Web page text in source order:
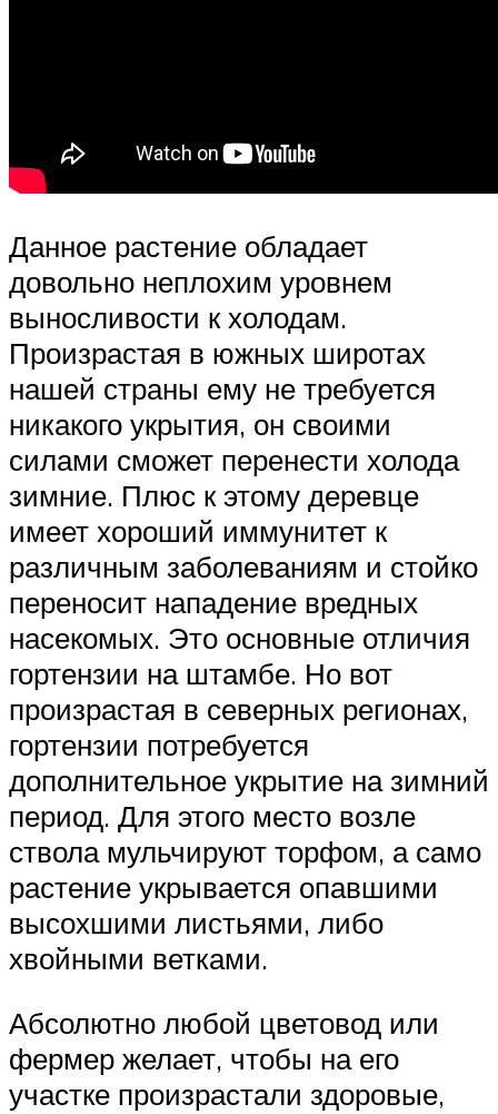
Данное растение обладает
довольно неплохим уровнем
выносливости к холодам.
Произрастая в южных широтах
нашей страны ему не требуется
никакого укрытия, он своими
силами сможет перенести холода
зимние. Плюс к этому деревце
имеет хороший иммунитет к
различным заболеваниям и стойко
переносит нападение вредных
насекомых. Это основные отличия
гортензии на штамбе. Но вот
произрастая в северных регионах,
гортензии потребуется
дополнительное укрытие на зимний
период. Для этого место возле
ствола мульчируют торфом, а само
растение укрывается опавшими
высохшими листьями, либо
хвойными ветками.
Абсолютно любой цветовод или
фермер желает, чтобы на его
участке произрастали здоровые,